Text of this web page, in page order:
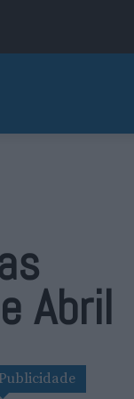
Abril
Publicidade